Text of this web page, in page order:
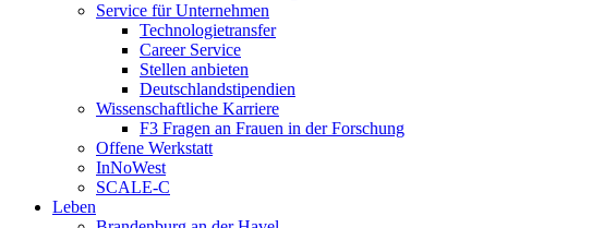
Service für Unternehmen
Technologietransfer
Career Service
Stellen anbieten
Deutschlandstipendien
Wissenschaftliche Karriere
F3 Fragen an Frauen in der Forschung
Offene Werkstatt
InNoWest
SCALE-C
Leben